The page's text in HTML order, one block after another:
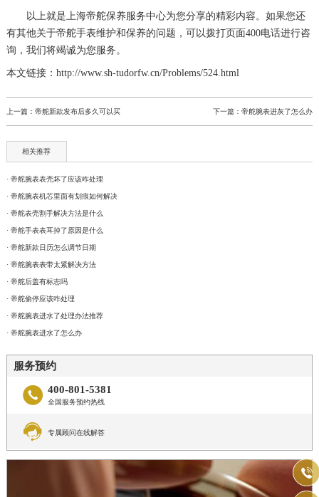
以上就是上海帝舵保养服务中心为您分享的精彩内容。如果您还
有其他关于帝舵手表维护和保养的问题，可以拨打页面400电话进行咨
询，我们将竭诚为您服务。
本文链接：http://www.sh-tudorfw.cn/Problems/524.html
上一篇： 帝舵新款发布后多久可以买 下一篇：帝舵腕表进灰了怎么办
相关推荐
· 帝舵腕表表壳坏了应该咋处理
· 帝舵腕表机芯里面有划痕如何解决
· 帝舵表壳割手解决方法是什么
· 帝舵手表表耳掉了原因是什么
· 帝舵新款日历怎么调节日期
· 帝舵腕表表带太紧解决方法
· 帝舵后盖有标志吗
· 帝舵偷停应该咋处理
· 帝舵腕表进水了处理办法推荐
· 帝舵腕表进水了怎么办
服务预约
 400-801-5381
全国服务预约热线
 专属顾问在线解答
